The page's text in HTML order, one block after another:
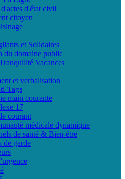
d'état civil
citoyen
et Solidaires
du domaine public
Vacances
et verbalisation
Tags
main courante
17
courant
médicale dynamique
de santé & Bien-être
de garde